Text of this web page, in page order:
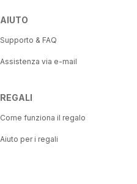
AIUTO
Supporto & FAQ
Assistenza via e-mail
REGALI
Come funziona il regalo
Aiuto per i regali